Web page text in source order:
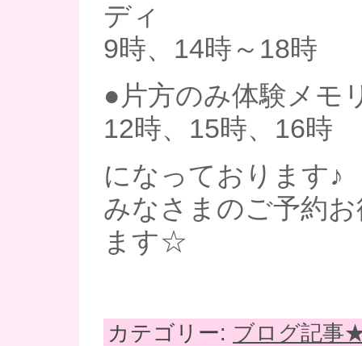
ディ
9時、14時～18時
●片方のみ体験メモ
12時、15時、16時
になっております♪
みなさまのご予約
ます☆
カテゴリー: ブログ記事